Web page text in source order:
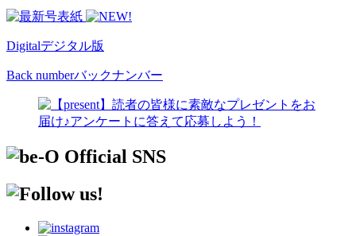
Digitalデジタル版
Back numberバックナンバー